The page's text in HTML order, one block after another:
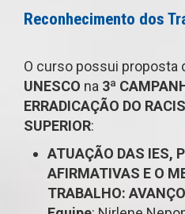
Reconhecimento dos
O curso possui proposta
UNESCO na 3ª
ERRADICAÇÃO DO
SUPERIOR:
ATUAÇÃO DAS IES,
AFIRMATIVAS E O
TRABALHO: